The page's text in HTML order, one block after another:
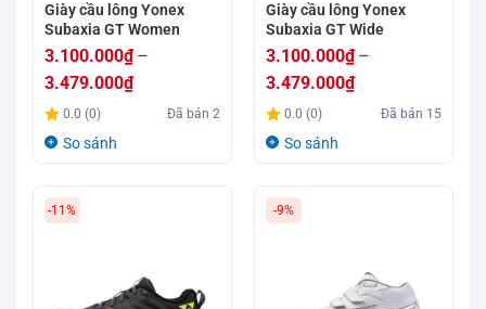
Giày cầu lông Yonex
Subaxia GT Women
3.100.000₫ –
3.479.000₫
Khoảng
giá:
đến
0.0 (0) Đã bán2
So sánh
Giày cầu lông Yonex
Subaxia GT Wide
3.100.000₫ –
3.479.000₫
Khoảng
giá:
đến
0.0 (0) Đã bán 15
So sánh
-11% -9%